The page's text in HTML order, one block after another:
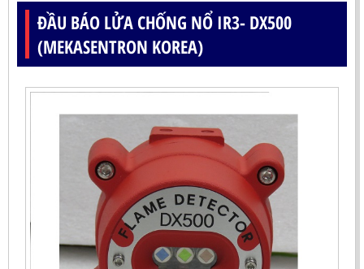
ĐẦU BÁO LỬA CHỐNG NỔ IR3- DX500
(MEKASENTRON KOREA)